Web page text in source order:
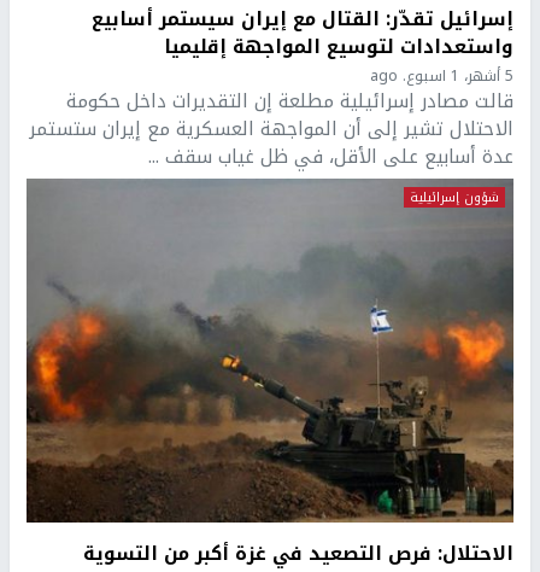
إسرائيل تقدّر: القتال مع إيران سيستمر أسابيع
واستعدادات لتوسيع المواجهة إقليميا
5 أشهر، 1 اسبوع. ago
قالت مصادر إسرائيلية مطلعة إن التقديرات داخل حكومة
الاحتلال تشير إلى أن المواجهة العسكرية مع إيران ستستمر
عدة أسابيع على الأقل، في ظل غياب سقف ...
شؤون إسرائيلية
الاحتلال: فرص التصعيد في غزة أكبر من التسوية